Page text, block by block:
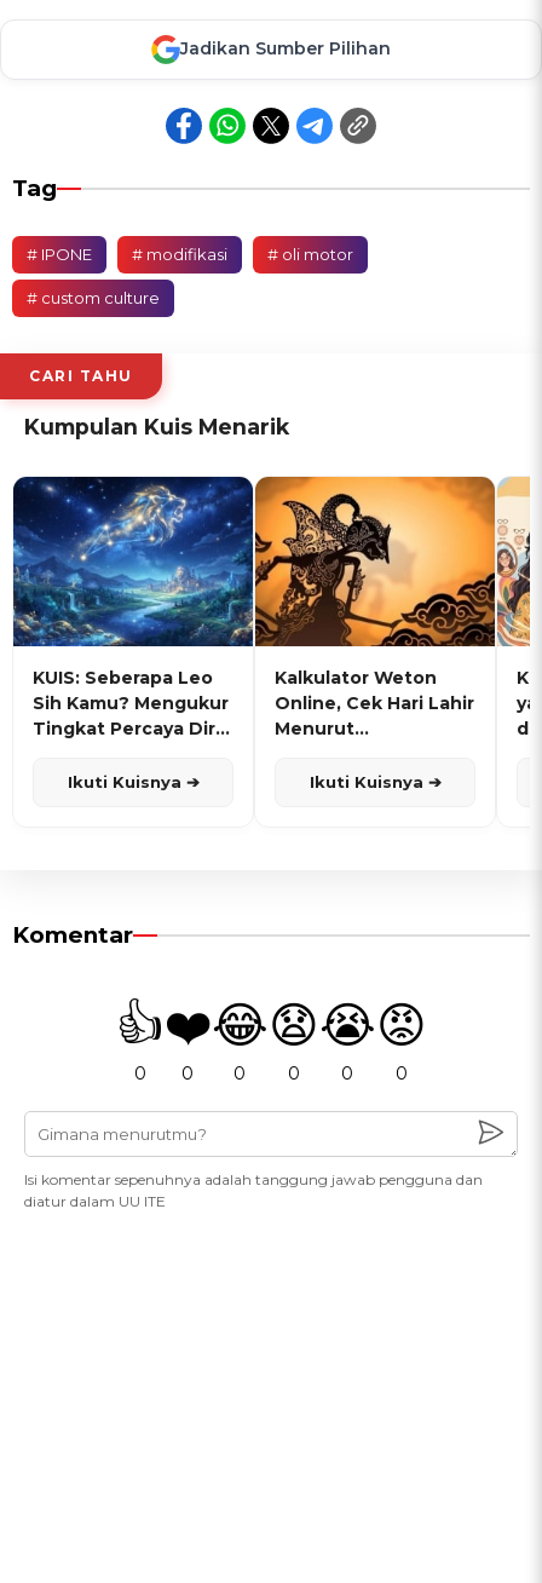
Jadikan Sumber Pilihan
Tag
# IPONE # modifikasi # oli motor
# custom culture
CARI TAHU
Kumpulan Kuis Menarik
KUIS: Seberapa Leo
Sih Kamu? Mengukur
Tingkat Percaya Diri
Ikuti Kuisnya ➔
Kalkulator Weton
Online, Cek Hari Lahir
Menurut
Ikuti Kuisnya ➔
Komentar
👍
0
❤️
0
😂
0
😧
0
😭
0
😡
0
Isi komentar sepenuhnya adalah tanggung jawab pengguna dan
diatur dalam UU ITE